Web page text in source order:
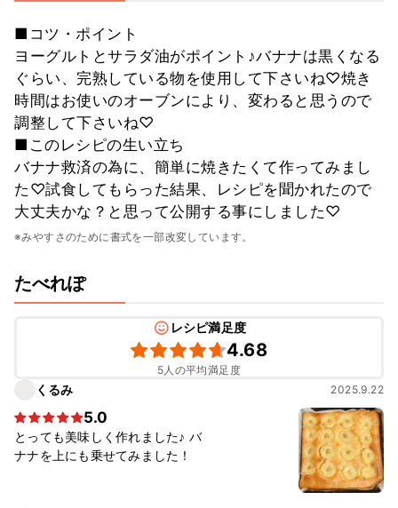
■コツ・ポイント
ヨーグルトとサラダ油がポイント♪バナナは黒くなる
ぐらい、完熟している物を使用して下さいね♡焼き
時間はお使いのオーブンにより、変わると思うので
調整して下さいね♡
■このレシピの生い立ち
バナナ救済の為に、簡単に焼きたくて作ってみまし
た♡試食してもらった結果、レシピを聞かれたので
大丈夫かな？と思って公開する事にしました♡
※みやすさのために書式を一部改変しています。
たべれぽ
レシピ満足度
4.68
5人の平均満足度
くるみ 2025.9.22
5.0
とっても美味しく作れました♪ バ
ナナを上にも乗せてみました！